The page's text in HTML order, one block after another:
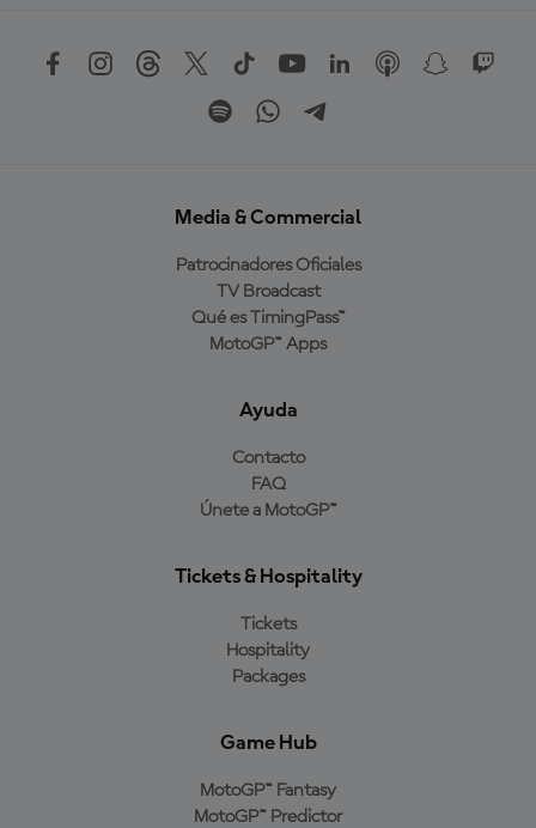
Media & Commercial
Patrocinadores Oficiales
TV Broadcast
Qué es TimingPass™
MotoGP™ Apps
Ayuda
Contacto
FAQ
Únete a MotoGP™
Tickets & Hospitality
Tickets
Hospitality
Packages
Game Hub
MotoGP™ Fantasy
MotoGP™ Predictor